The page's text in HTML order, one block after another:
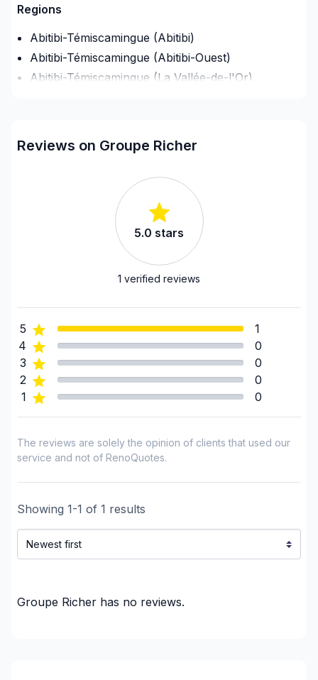
Regions
Abitibi-Témiscamingue (Abitibi)
Abitibi-Témiscamingue (Abitibi-Ouest)
Abitibi-Témiscamingue (La Vallée-de-l'Or)
Bas St-Laurent (Kamouraska)
Bas St-Laurent (La Matanie)
Bas St-Laurent (La Matapédia)
Bas St-Laurent (La Mitis)
Bas St-Laurent (Les Basques)
Bas St-Laurent (Rimouski-Neigette)
Bas St-Laurent (Rivière-du-Loup)
Bas St-Laurent (Témiscouata)
Capitale-Nationale (L'Île-d'Orléans)
Capitale-Nationale (La Côte-de-Beaupré)
Capitale-Nationale (La Jacques-Cartier)
Capitale-Nationale (Portneuf)
Capitale-Nationale (Québec)
Centre du Quebec (Arthabaska)
Centre du Quebec (Becancour)
Centre du Quebec (Nicolet-Yamaska)
Chaudiere-Appalaches (La Nouvelle-Beauce)
Reviews on Groupe Richer
5.0 stars
1 verified reviews
5
1
4
0
3
0
2
0
1
0
The reviews are solely the opinion of clients that used our
service and not of RenoQuotes.
Showing 1-1 of 1 results
Groupe Richer has no reviews.